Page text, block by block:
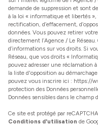
demande de suppression et sont
à la loi « informatique et libertés »,
rectification, d’effacement,
données. Vous pouvez retirer
directement l’Agence / Le
d’informations sur vos droits. Si
Réseau, que vos droits «
pouvez adresser une réclamation
la liste d'opposition au
pouvez vous inscrire ici : https://
protection des Données
Données sensibles dans le champ
Ce site est protégé par
Conditions d'utilisation de